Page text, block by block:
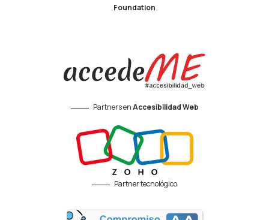
Foundation
Partners enAccesibilidad Web
Partner tecnológico